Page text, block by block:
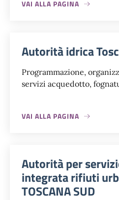
VAI ALLA PAGINA
Autorità idrica
Programmazione,
servizi acquedotto,
VAI ALLA PAGINA
Autorità per
integrata rifiuti
TOSCANA SUD